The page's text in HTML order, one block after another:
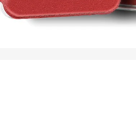
Click to enlarge